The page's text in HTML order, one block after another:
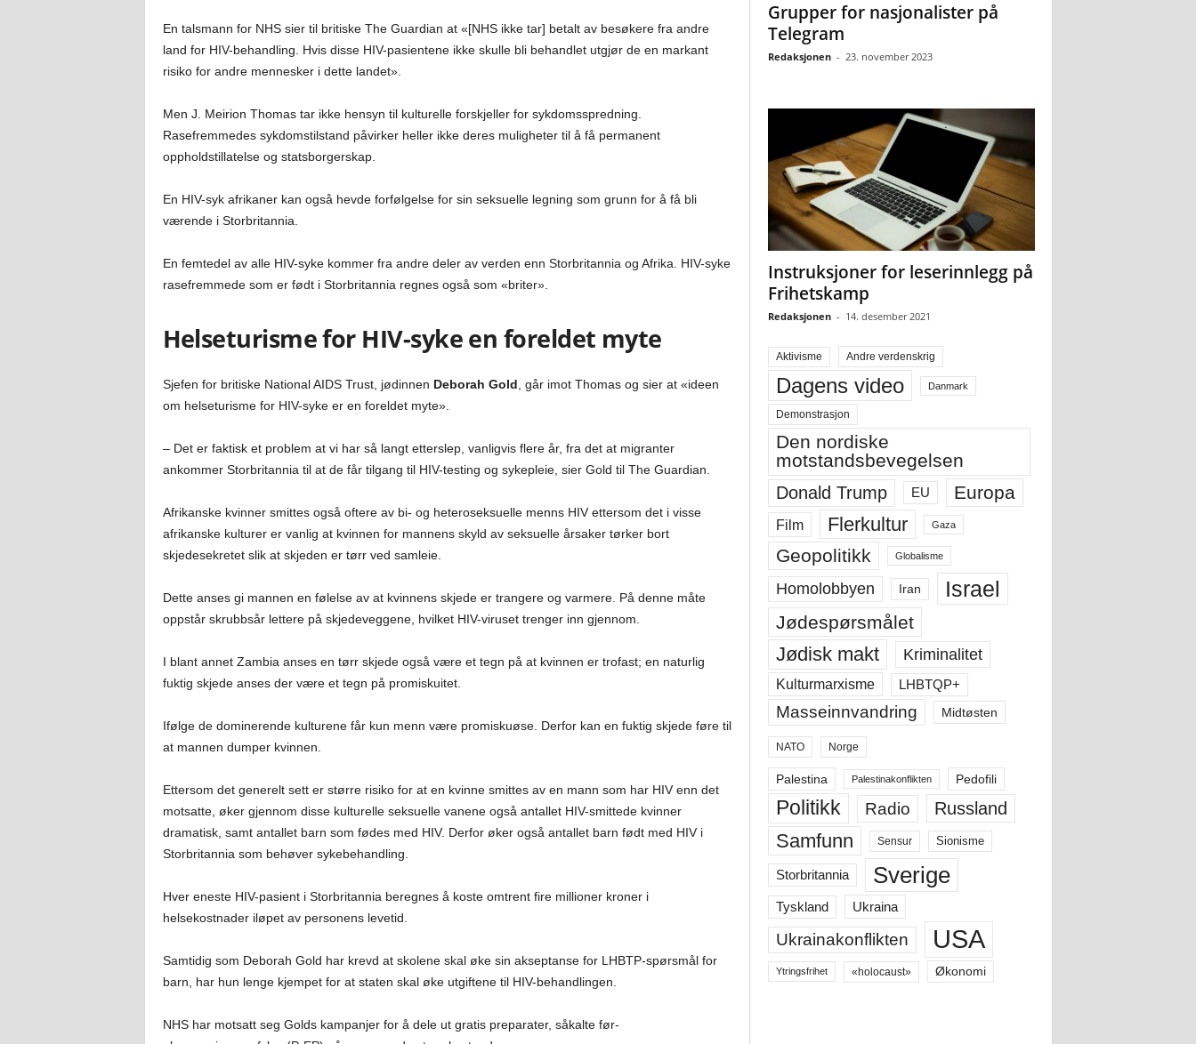
En talsmann for NHS sier til britiske The Guardian at «[NHS ikke tar] betalt av besøkere fra andre
land for HIV-behandling. Hvis disse HIV-pasientene ikke skulle bli behandlet utgjør de en markant
risiko for andre mennesker i dette landet».
Men J. Meirion Thomas tar ikke hensyn til kulturelle forskjeller for sykdomsspredning.
Rasefremmedes sykdomstilstand påvirker heller ikke deres muligheter til å få permanent
oppholdstillatelse og statsborgerskap.
En HIV-syk afrikaner kan også hevde forfølgelse for sin seksuelle legning som grunn for å få bli
værende i Storbritannia.
En femtedel av alle HIV-syke kommer fra andre deler av verden enn Storbritannia og Afrika. HIV-syke
rasefremmede som er født i Storbritannia regnes også som «briter».
Helseturisme for HIV-syke en foreldet myte
Sjefen for britiske National AIDS Trust, jødinnen Deborah Gold , går imot Thomas og sier at «ideen
om helseturisme for HIV-syke er en foreldet myte».
– Det er faktisk et problem at vi har så langt etterslep, vanligvis flere år, fra det at migranter
ankommer Storbritannia til at de får tilgang til HIV-testing og sykepleie, sier Gold til The Guardian.
Afrikanske kvinner smittes også oftere av bi- og heteroseksuelle menns HIV ettersom det i visse
afrikanske kulturer er vanlig at kvinnen for mannens skyld av seksuelle årsaker tørker bort
skjedesekretet slik at skjeden er tørr ved samleie.
Dette anses gi mannen en følelse av at kvinnens skjede er trangere og varmere. På denne måte
oppstår skrubbsår lettere på skjedeveggene, hvilket HIV-viruset trenger inn gjennom.
I blant annet Zambia anses en tørr skjede også være et tegn på at kvinnen er trofast; en naturlig
fuktig skjede anses der være et tegn på promiskuitet.
Ifølge de dominerende kulturene får kun menn være promiskuøse. Derfor kan en fuktig skjede føre til
at mannen dumper kvinnen.
Ettersom det generelt sett er større risiko for at en kvinne smittes av en mann som har HIV enn det
motsatte, øker gjennom disse kulturelle seksuelle vanene også antallet HIV-smittede kvinner
dramatisk, samt antallet barn som fødes med HIV. Derfor øker også antallet barn født med HIV i
Storbritannia som behøver sykebehandling.
Hver eneste HIV-pasient i Storbritannia beregnes å koste omtrent fire millioner kroner i
helsekostnader iløpet av personens levetid.
Samtidig som Deborah Gold har krevd at skolene skal øke sin akseptanse for LHBTP-spørsmål for
barn, har hun lenge kjempet for at staten skal øke utgiftene til HIV-behandlingen.
NHS har motsatt seg Golds kampanjer for å dele ut gratis preparater, såkalte før-
Grupper for nasjonalister på
Telegram
Redaksjonen - 23. november 2023
Instruksjoner for leserinnlegg på
Frihetskamp
Redaksjonen - 14. desember 2021
Aktivisme Andre verdenskrig
Dagens video Danmark
Demonstrasjon
Den nordiske
motstandsbevegelsen
Donald Trump EU Europa
Film Flerkultur Gaza
Geopolitikk Globalisme
Homolobbyen Iran Israel
Jødespørsmålet
Jødisk makt Kriminalitet
Kulturmarxisme LHBTQP+
Masseinnvandring Midtøsten
NATO Norge
Palestina Palestinakonflikten Pedofili
Politikk Radio Russland
Samfunn Sensur Sionisme
Storbritannia Sverige
Tyskland Ukraina
Ukrainakonflikten USA
Ytringsfrihet «holocaust» Økonomi